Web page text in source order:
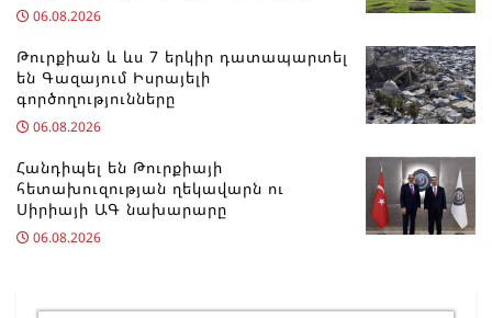
06.08.2026
Թուրքիան և ևս 7 երկիր դատապարտել
են Գազայում Իսրայելի
գործողությունները
06.08.2026
Հանդիպել են Թուրքիայի
հետախուզության ղեկավարն ու
Սիրիայի ԱԳ նախարարը
06.08.2026